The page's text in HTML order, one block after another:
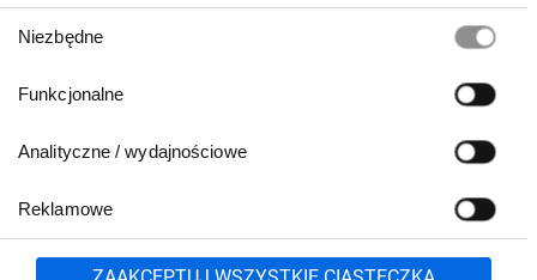
zgody
Niezbędne
Funkcjonalne
Analityczne / wydajnościowe
Reklamowe
801 500 700 lub 71 37 61 600